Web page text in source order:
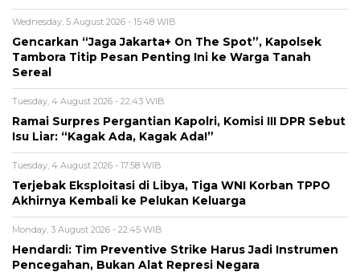
Wednesday, 5 August 2026 - 15:48 WIB
Gencarkan “Jaga Jakarta+ On The Spot”, Kapolsek
Tambora Titip Pesan Penting Ini ke Warga Tanah
Sereal
Tuesday, 4 August 2026 - 22:43 WIB
Ramai Surpres Pergantian Kapolri, Komisi III DPR Sebut
Isu Liar: “Kagak Ada, Kagak Ada!”
Tuesday, 4 August 2026 - 17:58 WIB
Terjebak Eksploitasi di Libya, Tiga WNI Korban TPPO
Akhirnya Kembali ke Pelukan Keluarga
Monday, 3 August 2026 - 22:45 WIB
Hendardi: Tim Preventive Strike Harus Jadi Instrumen
Pencegahan, Bukan Alat Represi Negara